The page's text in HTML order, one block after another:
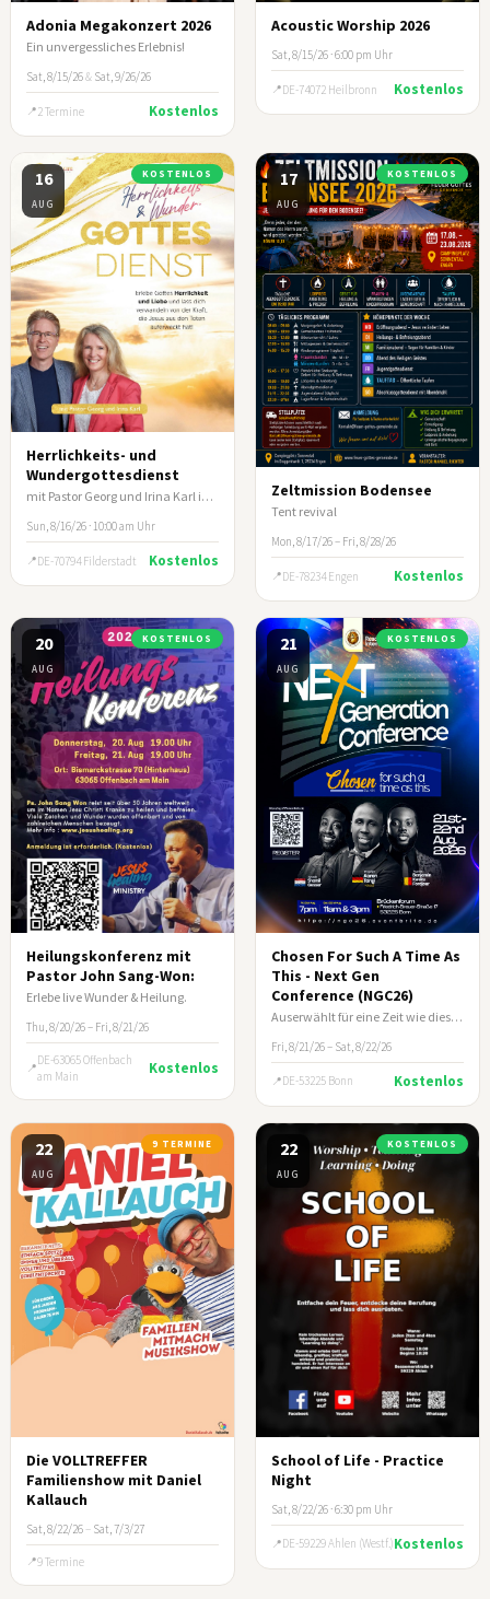
Adonia Megakonzert 2026
Ein unvergessliches Erlebnis!
Sat, 8/15/26& Sat, 9/26/26
2 Termine Kostenlos
Acoustic Worship 2026
Sat, 8/15/26 · 6:00 pm Uhr
DE-74072 Heilbronn Kostenlos
16
AUG
KOSTENLOS
Herrlichkeits- und
Wundergottesdienst
mit Pastor Georg und Irina Karl in Filderstadt/Stuttgart
Sun, 8/16/26 · 10:00 am Uhr
DE-70794 Filderstadt Kostenlos
17
AUG
KOSTENLOS
Zeltmission Bodensee
Tent revival
Mon, 8/17/26 – Fri, 8/28/26
DE-78234 Engen Kostenlos
20
AUG
KOSTENLOS
Heilungskonferenz mit
Pastor John Sang-Won:
Erlebe live Wunder & Heilung.
Thu, 8/20/26 – Fri, 8/21/26
DE-63065 Offenbach
am Main
Kostenlos
21
AUG
KOSTENLOS
Chosen For Such A Time As
This - Next Gen
Conference (NGC26)
Auserwählt für eine Zeit wie diese (Esth 4:14)
Fri, 8/21/26 – Sat, 8/22/26
DE-53225 Bonn Kostenlos
22
AUG
9 TERMINE
Die VOLLTREFFER
Familienshow mit Daniel
Kallauch
Sat, 8/22/26 – Sat, 7/3/27
9 Termine
22
AUG
KOSTENLOS
School of Life - Practice
Night
Sat, 8/22/26 · 6:30 pm Uhr
DE-59229 Ahlen (Westf.)Kostenlos